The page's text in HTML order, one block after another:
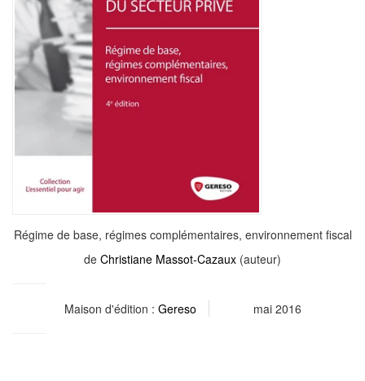
Régime de base, régimes complémentaires, environnement fiscal
de Christiane Massot-Cazaux (auteur)
Maison d'édition : Gereso mai 2016